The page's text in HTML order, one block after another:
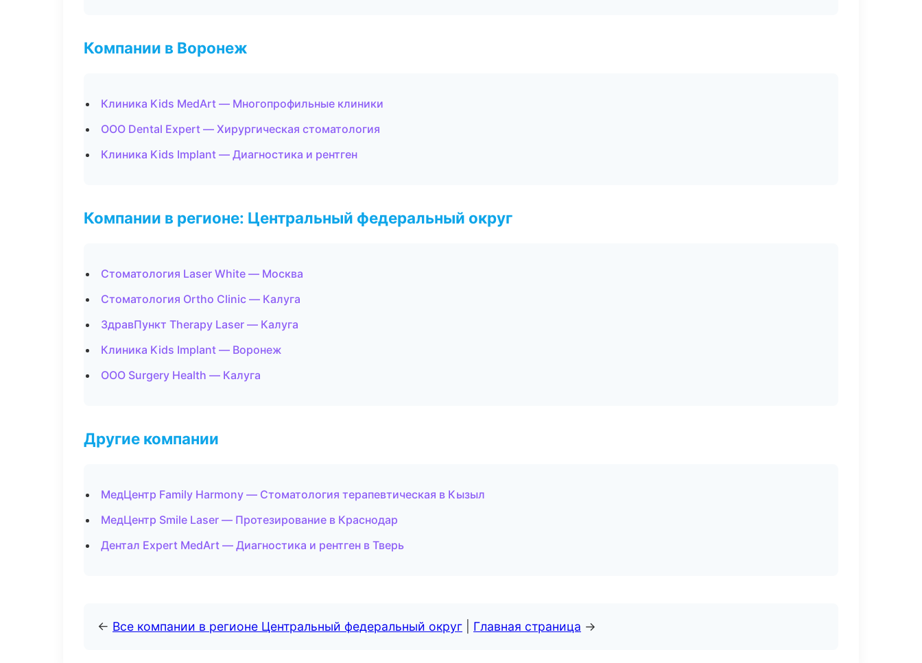
Компании в Воронеж
Клиника Kids MedArt — Многопрофильные клиники
ООО Dental Expert — Хирургическая стоматология
Клиника Kids Implant — Диагностика и рентген
Компании в регионе: Центральный федеральный округ
Стоматология Laser White — Москва
Стоматология Ortho Clinic — Калуга
ЗдравПункт Therapy Laser — Калуга
Клиника Kids Implant — Воронеж
ООО Surgery Health — Калуга
Другие компании
МедЦентр Family Harmony — Стоматология терапевтическая в Кызыл
МедЦентр Smile Laser — Протезирование в Краснодар
Дентал Expert MedArt — Диагностика и рентген в Тверь
← Все компании в регионе Центральный федеральный округ Главная страница →